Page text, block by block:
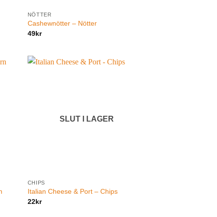
NÖTTER
Cashewnötter – Nötter
49kr
SLUT I LAGER
CHIPS
Italian Cheese & Port – Chips
22kr